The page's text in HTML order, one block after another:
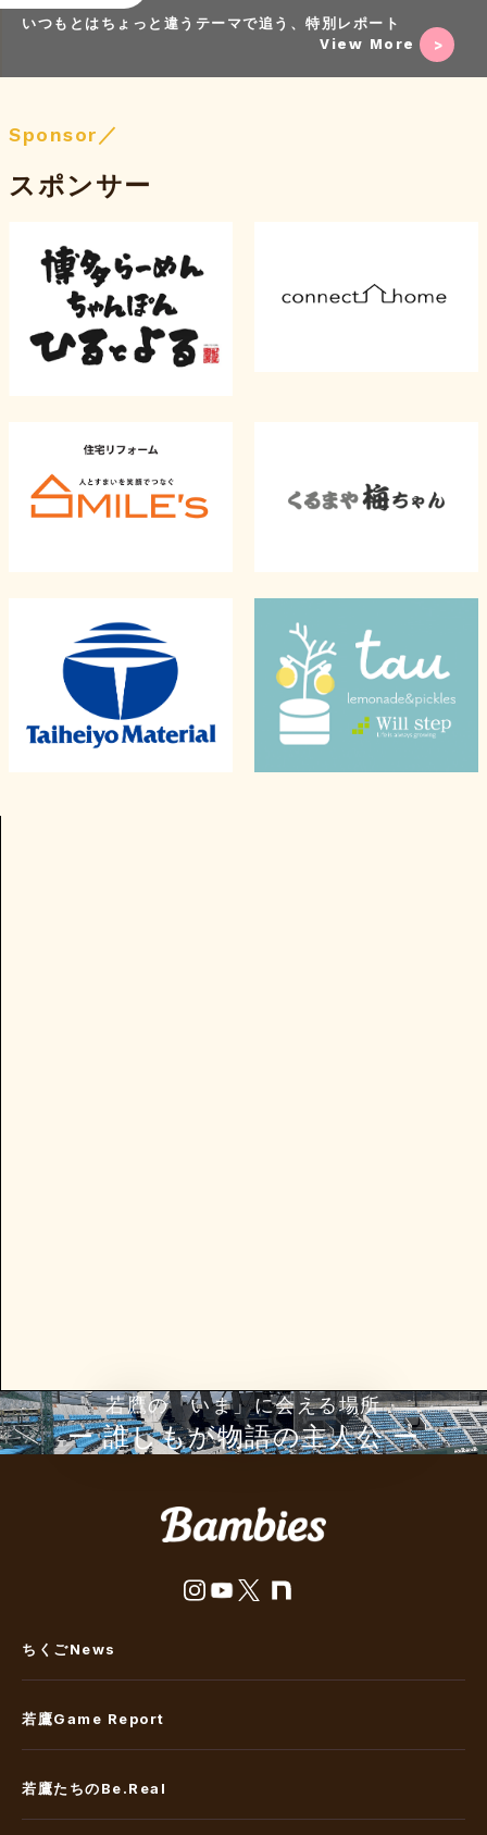
いつもとはちょっと違うテーマで追う、特別レポート
View More
Sponsor／
スポンサー
若鷹の「いま」に会える場所
ー 誰しもが物語の主⼈公 ー
ちくごNews
若鷹Game Report
若鷹たちのBe.Real